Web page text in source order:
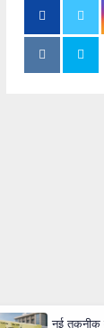
नई तकनीक